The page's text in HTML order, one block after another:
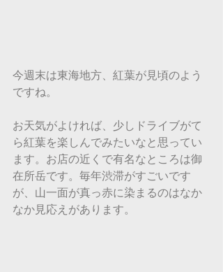
今週末は東海地方、紅葉が見頃のよう
ですね。
お天気がよければ、少しドライブがて
ら紅葉を楽しんでみたいなと思ってい
ます。お店の近くで有名なところは御
在所岳です。毎年渋滞がすごいです
が、山一面が真っ赤に染まるのはなか
なか見応えがあります。